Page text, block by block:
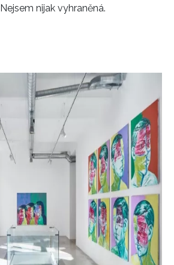
nijak vyhraněná.